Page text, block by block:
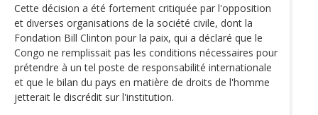
Cette décision a été fortement critiquée par l'opposition
et diverses organisations de la société civile, dont la
Fondation Bill Clinton pour la paix, qui a déclaré que le
Congo ne remplissait pas les conditions nécessaires pour
prétendre à un tel poste de responsabilité internationale
et que le bilan du pays en matière de droits de l'homme
jetterait le discrédit sur l'institution.